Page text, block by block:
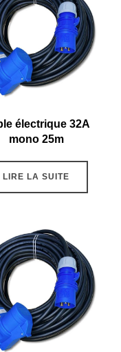
électrique 32A
mono 25m
LIRE LA SUITE